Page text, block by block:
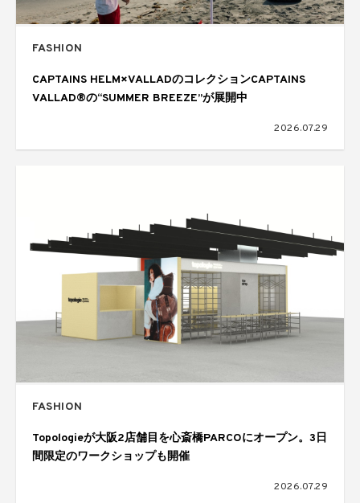
FASHION
CAPTAINS HELM×VALLADのコレクションCAPTAINS
VALLAD®の“SUMMER BREEZE”が展開中
2026.07.29
FASHION
Topologieが大阪2店舗目を心斎橋PARCOにオープン。3日
間限定のワークショップも開催
2026.07.29